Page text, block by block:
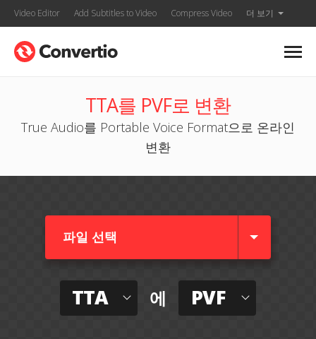
Video Editor Add Subtitles to Video Compress Video 더 보기
TTA를 PVF로 변환
True Audio를 Portable Voice Format으로 온라인
변환
파일 선택
TTA 에 PVF